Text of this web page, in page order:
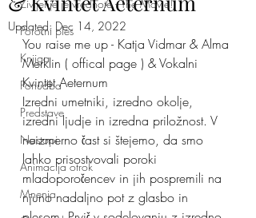
Življenje je vrednota - The Movie!
Poročni ples
Knjiga
Ponudba
Predstave
Nastopi
Animacija otrok
Mnenja
Updated: Dec 14, 2022
You raise me up - Katja Vidmar & Alma
Merklin ( offical page ) & Vokalni
Kvintet Aeternum
Izredni umetniki, izredno okolje,
izredni ljudje in izredna priložnost. V
neizmerno čast si štejemo, da smo
lahko prisostvovali poroki
mladoporočencev in jih pospremili na
njuno nadaljno pot z glasbo in